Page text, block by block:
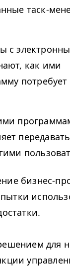
таск-
с
как ими
потребует
бизнес-
для